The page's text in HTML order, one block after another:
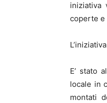
iniziativa
coperte e
E’ stato
locale in
montati